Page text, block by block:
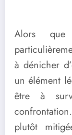
Alors
à dénicher
un élément
être à
plutôt